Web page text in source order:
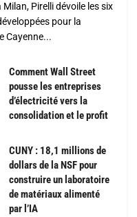
Pirelli dévoile les six
pour la
Cayenne...
Comment Wall Street
pousse les entreprises
d’électricité vers la
consolidation et le profit
CUNY : 18,1 millions de
dollars de la NSF pour
construire un laboratoire
de matériaux alimenté
par l’IA